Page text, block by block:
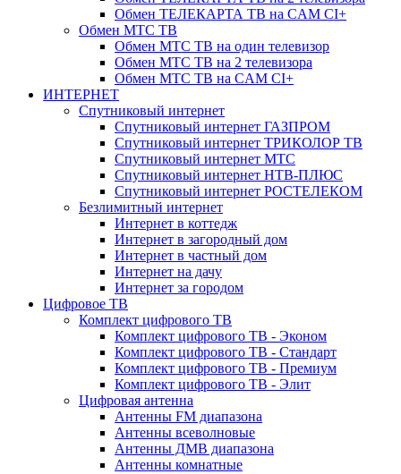
Обмен ТЕЛЕКАРТА ТВ на CAM CI+
Обмен МТС ТВ
Обмен МТС ТВ на один телевизор
Обмен МТС ТВ на 2 телевизора
Обмен МТС ТВ на CAM CI+
ИНТЕРНЕТ
Спутниковый интернет
Спутниковый интернет ГАЗПРОМ
Спутниковый интернет ТРИКОЛОР ТВ
Спутниковый интернет МТС
Спутниковый интернет НТВ-ПЛЮС
Спутниковый интернет РОСТЕЛЕКОМ
Безлимитный интернет
Интернет в коттедж
Интернет в загородный дом
Интернет в частный дом
Интернет на дачу
Интернет за городом
Цифровое ТВ
Комплект цифрового ТВ
Комплект цифрового ТВ - Эконом
Комплект цифрового ТВ - Стандарт
Комплект цифрового ТВ - Премиум
Комплект цифрового ТВ - Элит
Цифровая антенна
Антенны FM диапазона
Антенны всеволновые
Антенны ДМВ диапазона
Антенны комнатные